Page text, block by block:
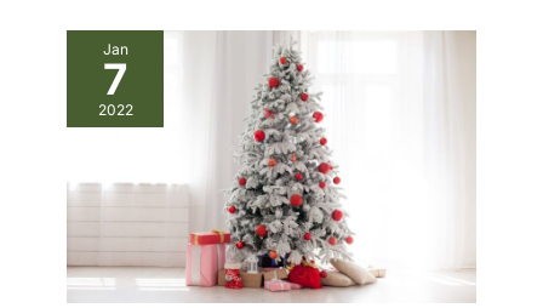
Jan
7
2022